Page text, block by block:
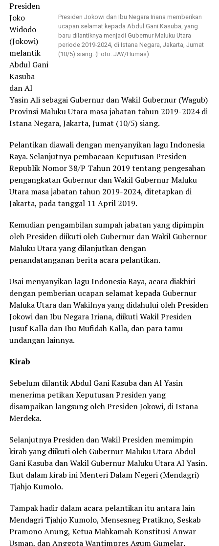
Presiden Jokowi dan Ibu Negara Iriana memberikan
ucapan selamat kepada Abdul Gani Kasuba, yang
baru dilantiknya menjadi Gubernur Maluku Utara
periode 2019-2024, di Istana Negara, Jakarta, Jumat
(10/5) siang. (Foto: JAY/Humas)
Presiden
Joko
Widodo
(Jokowi)
melantik
Abdul Gani
Kasuba
dan Al
Yasin Ali sebagai Gubernur dan Wakil Gubernur (Wagub)
Provinsi Maluku Utara masa jabatan tahun 2019-2024 di
Istana Negara, Jakarta, Jumat (10/5) siang.
Pelantikan diawali dengan menyanyikan lagu Indonesia
Raya. Selanjutnya pembacaan Keputusan Presiden
Republik Nomor 38/P Tahun 2019 tentang pengesahan
pengangkatan Gubernur dan Wakil Gubernur Maluku
Utara masa jabatan tahun 2019-2024, ditetapkan di
Jakarta, pada tanggal 11 April 2019.
Kemudian pengambilan sumpah jabatan yang dipimpin
oleh Presiden diikuti oleh Gubernur dan Wakil Gubernur
Maluku Utara yang dilanjutkan dengan
penandatanganan berita acara pelantikan.
Usai menyanyikan lagu Indonesia Raya, acara diakhiri
dengan pemberian ucapan selamat kepada Gubernur
Maluka Utara dan Wakilnya yang didahului oleh Presiden
Jokowi dan Ibu Negara Iriana, diikuti Wakil Presiden
Jusuf Kalla dan Ibu Mufidah Kalla, dan para tamu
undangan lainnya.
Kirab
Sebelum dilantik Abdul Gani Kasuba dan Al Yasin
menerima petikan Keputusan Presiden yang
disampaikan langsung oleh Presiden Jokowi, di Istana
Merdeka.
Selanjutnya Presiden dan Wakil Presiden memimpin
kirab yang diikuti oleh Gubernur Maluku Utara Abdul
Gani Kasuba dan Wakil Gubernur Maluku Utara Al Yasin.
Ikut dalam kirab ini Menteri Dalam Negeri (Mendagri)
Tjahjo Kumolo.
Tampak hadir dalam acara pelantikan itu antara lain
Mendagri Tjahjo Kumolo, Mensesneg Pratikno, Seskab
Pramono Anung, Ketua Mahkamah Konstitusi Anwar
Usman, dan Anggota Wantimpres Agum Gumelar.